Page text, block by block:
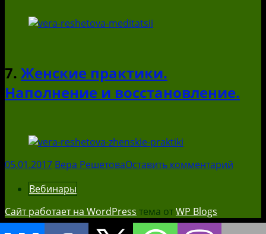
7. Женские практики.
Наполнение и восстановление.
05.01.2017 Вера РешетоваОставить комментарий
Вебинары
Сайт работает на WordPress тема отWP Blogs